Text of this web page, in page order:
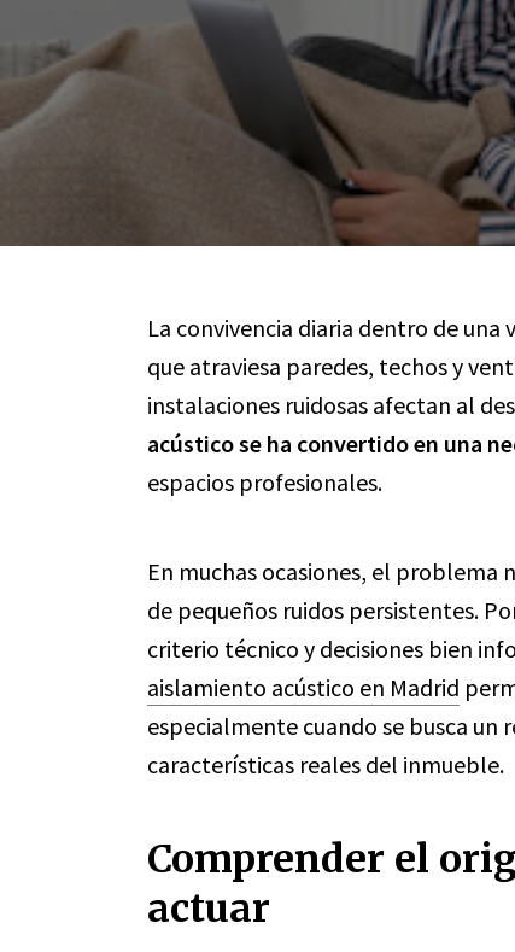
La convivencia diaria dentro de una
que atraviesa paredes, techos y
instalaciones ruidosas afectan al
acústico se ha convertido en una
espacios profesionales.
En muchas ocasiones, el problema
de pequeños ruidos persistentes.
criterio técnico y decisiones bien
aislamiento acústico en Madrid
especialmente cuando se busca
características reales del inmueble.
Comprender el
actuar